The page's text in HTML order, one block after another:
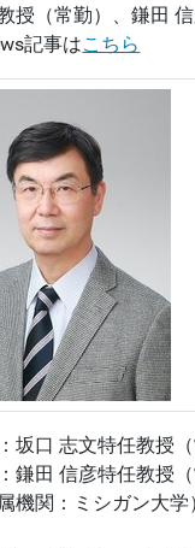
授（常勤）、鎌田
記事はこちら
坂口 志文特任教授
鎌田 信彦特任教授
機関：ミシガン大学